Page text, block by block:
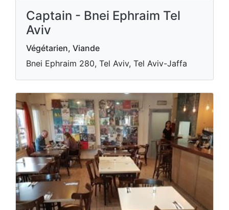
Captain - Bnei Ephraim Tel
Aviv
Végétarien, Viande
Bnei Ephraim 280, Tel Aviv, Tel Aviv-Jaffa